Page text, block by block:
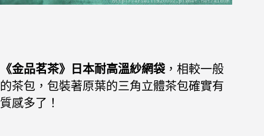
《金品茗茶》日本耐高溫紗網袋 ，相較一般
的茶包，包裝著原葉的三角立體茶包確實有
質感多了！